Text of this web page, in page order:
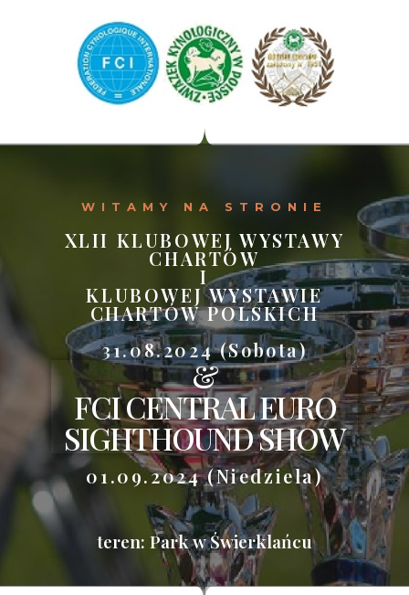
WITAMY NA STRONIE
XLII KLUBOWEJ WYSTAWY
CHARTÓW
I
KLUBOWEJ WYSTAWIE
CHARTÓW POLSKICH
31.08.2024 (Sobota)
&
FCI CENTRAL EURO
SIGHTHOUND SHOW
01.09.2024 (niedziela)
teren: Park w Świerklańcu